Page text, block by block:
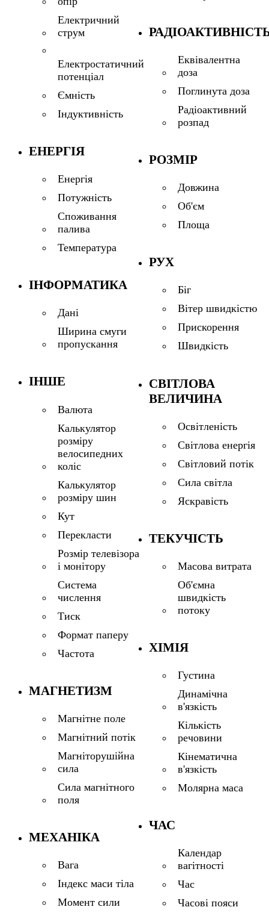
Електричний
струм
Електростатичний
потенціал
Ємність
Індуктивність
ЕНЕРГІЯ
Енергія
Потужність
Споживання
палива
Температура
ІНФОРМАТИКА
Дані
Ширина смуги
пропускання
ІНШЕ
Валюта
Калькулятор
розміру
велосипедних
коліс
Калькулятор
розміру шин
Кут
Перекласти
Розмір телевізора
і монітору
Система
числення
Тиск
Формат паперу
Частота
МАГНЕТИЗМ
Магнітне поле
Магнітний потік
Магніторушійна
сила
Сила магнітного
поля
МЕХАНІКА
Вага
Індекс маси тіла
Момент сили
Еквівалентна
доза
Поглинута доза
Радіоактивний
розпад
РОЗМІР
Довжина
Об'єм
Площа
РУХ
Біг
Вітер швидкістю
Прискорення
Швидкість
СВІТЛОВА
ВЕЛИЧИНА
Освітленість
Світлова енергія
Світловий потік
Сила світла
Яскравість
ТЕКУЧІСТЬ
Масова витрата
Об'ємна
швидкість
потоку
ХІМІЯ
Густина
Динамічна
в'язкість
Кількість
речовини
Кінематична
в'язкість
Молярна маса
ЧАС
Календар
вагітності
Час
Часові пояси